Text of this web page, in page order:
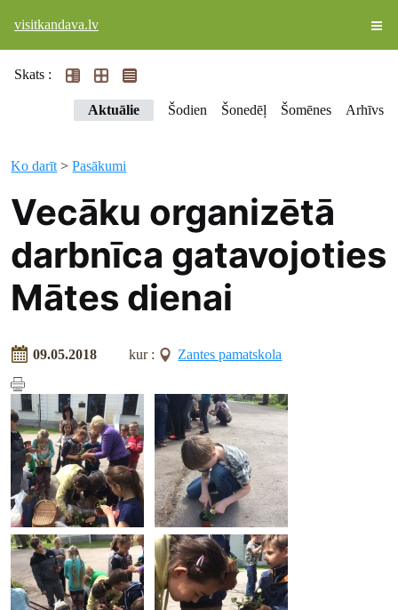
visitkandava.lv
Skats :
Aktuālie Šodien Šonedēļ Šomēnes Arhīvs
Ko darīt >Pasākumi
Vecāku organizētā
darbnīca gatavojoties
Mātes dienai
09.05.2018 kur : Zantes pamatskola